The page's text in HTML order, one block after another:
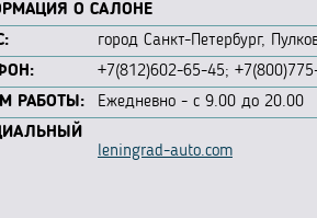
О САЛОНЕ
город Санкт-Петербург,
+7(812)602-65-45;
РАБОТЫ:
Ежедневно - с 9.00 до 20.00
leningrad-auto.com